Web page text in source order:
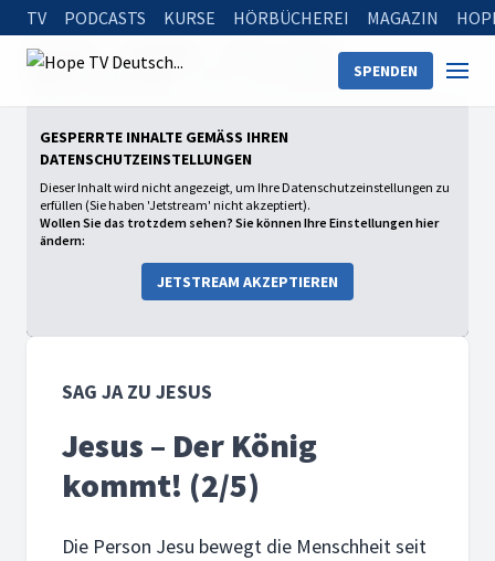
TV PODCASTS KURSE HÖRBÜCHEREI MAGAZIN
SPENDEN
Startseite
Sag Ja zu Jesus 2024
Jesus – Der König kommt! (2/5)
GESPERRTE INHALTE GEMÄSS IHREN D
ATENSCHUTZEINSTELLUNGEN
Dieser Inhalt wird nicht angezeigt, um Ihre Datenschutzeinstellungen zu
erfüllen (Sie haben 'Jetstream' nicht akzeptiert).
Wollen Sie das trotzdem sehen? Sie können Ihre Einstellungen hier
ändern:
JETSTREAM AKZEPTIEREN
SAG JA ZU JESUS
Jesus – Der König
kommt! (2/5)
Die Person Jesu bewegt die Menschheit seit